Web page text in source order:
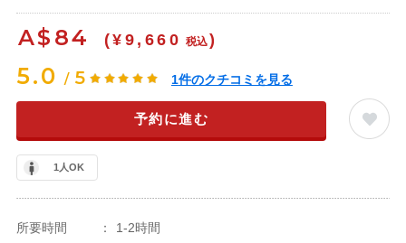
A$ 84 (¥9,660 税込)
5.0 / 5 1件のクチコミを見る
予約に進む
1人OK
所要時間 ：
1-2時間